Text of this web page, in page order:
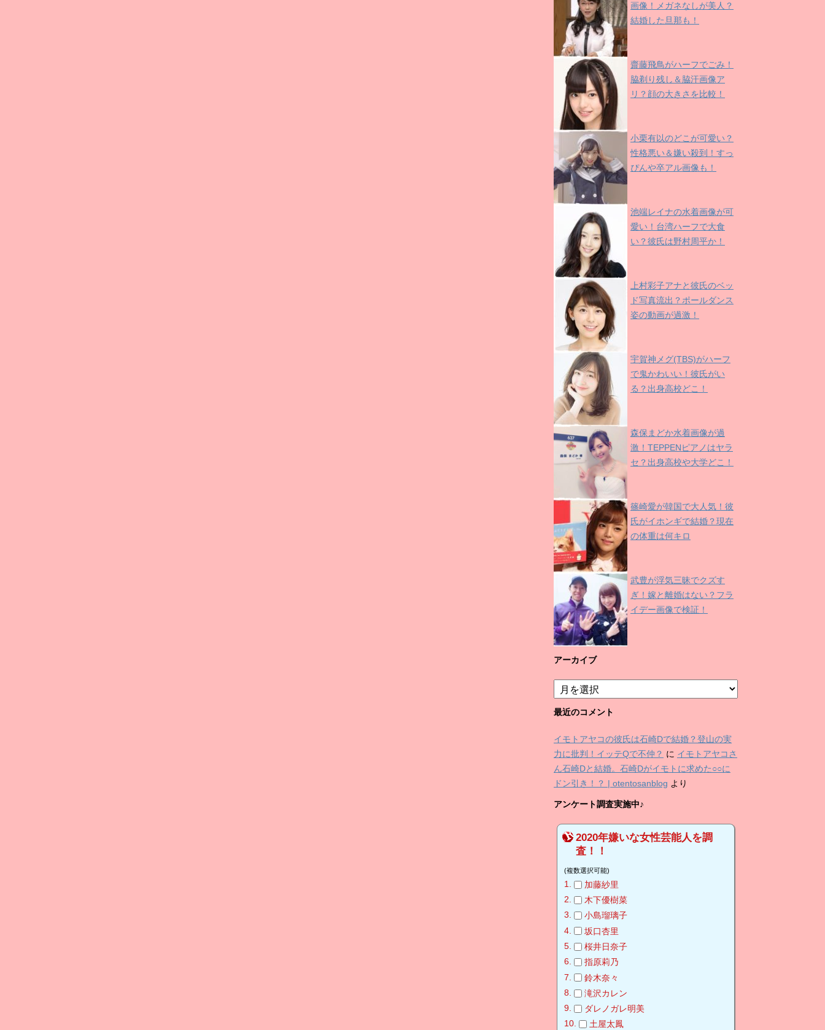
画像！メガネなしが美人？
結婚した旦那も！
齋藤飛鳥がハーフでごみ！
脇剃り残し＆脇汗画像ア
リ？顔の大きさを比較！
小栗有以のどこが可愛い？
性格悪い＆嫌い殺到！すっ
ぴんや卒アル画像も！
池端レイナの水着画像が可
愛い！台湾ハーフで大食
い？彼氏は野村周平か！
上村彩子アナと彼氏のベッ
ド写真流出？ポールダンス
姿の動画が過激！
宇賀神メグ(TBS)がハーフ
で鬼かわいい！彼氏がい
る？出身高校どこ！
森保まどか水着画像が過
激！TEPPENピアノはヤラ
セ？出身高校や大学どこ！
篠崎愛が韓国で大人気！彼
氏がイホンギで結婚？現在
の体重は何キロ
武豊が浮気三昧でクズす
ぎ！嫁と離婚はない？フラ
イデー画像で検証！
アーカイブ
ア
ー
カ
ブ
最近のコメント
イモトアヤコの彼氏は石崎Dで結婚？登山の実
力に批判！イッテQで不仲？ に イモトアヤコさ
ん石崎Dと結婚。石崎Dがイモトに求めた○○に
ドン引き！？ | otentosanblog より
アンケート調査実施中♪
2020年嫌いな女性芸能人を調
査！！
(複数選択可能)
加藤紗里
木下優樹菜
小島瑠璃子
坂口杏里
桜井日奈子
指原莉乃
鈴木奈々
滝沢カレン
ダレノガレ明美
土屋太鳳